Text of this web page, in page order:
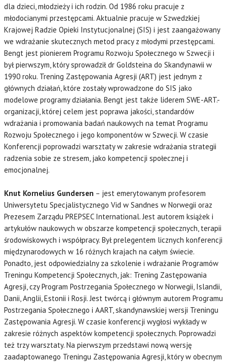
dla dzieci, młodzieży i ich rodzin. Od 1986 roku pracuje z
młodocianymi przestępcami. Aktualnie pracuje w Szwedzkiej
Krajowej Radzie Opieki Instytucjonalnej (SIS) i jest zaangażowany
we wdrażanie skutecznych metod pracy z młodymi przestępcami.
Bengt jest pionierem Programu Rozwoju Społecznego w Szwecji i
był pierwszym, który sprowadził dr Goldsteina do Skandynawii w
1990 roku. Trening Zastępowania Agresji (ART) jest jednym z
głównych działań, które zostały wprowadzone do SIS jako
modelowe programy działania. Bengt jest także liderem SWE-ART.-
organizacji, której celem jest poprawa jakości, standardów
wdrażania i promowania badań naukowych na temat Programu
Rozwoju Społecznego i jego komponentów w Szwecji. W czasie
Konferencji poprowadzi warsztaty w zakresie wdrażania strategii
radzenia sobie ze stresem, jako kompetencji społecznej i
emocjonalnej.
Knut Kornelius Gundersen – jest emerytowanym profesorem
Uniwersytetu Specjalistycznego Vid w Sandnes w Norwegii oraz
Prezesem Zarządu PREPSEC International. Jest autorem książek i
artykułów naukowych w obszarze kompetencji społecznych, terapii
środowiskowych i współpracy. Był prelegentem licznych konferencji
międzynarodowych w 16 różnych krajach na całym świecie.
Ponadto, jest odpowiedzialny za szkolenie i wdrażanie Programów
Treningu Kompetencji Społecznych, jak: Trening Zastępowania
Agresji, czy Program Postrzegania Społecznego w Norwegii, Islandii,
Danii, Anglii, Estonii i Rosji. Jest twórcą i głównym autorem Programu
Postrzegania Społecznego i AART, skandynawskiej wersji Treningu
Zastępowania Agresji. W czasie konferencji wygłosi wykłady w
zakresie różnych aspektów kompetencji społecznych. Poprowadzi
też trzy warsztaty. Na pierwszym przedstawi nową wersję
zaadaptowanego Treningu Zastępowania Agresji, który w obecnym